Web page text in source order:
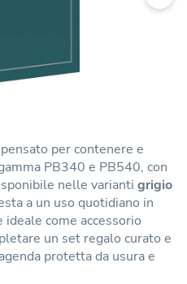
per contenere e
PB340 e PB540, con
nelle varianti grigio
a un uso quotidiano in
come accessorio
un set regalo curato e
protetta da usura e